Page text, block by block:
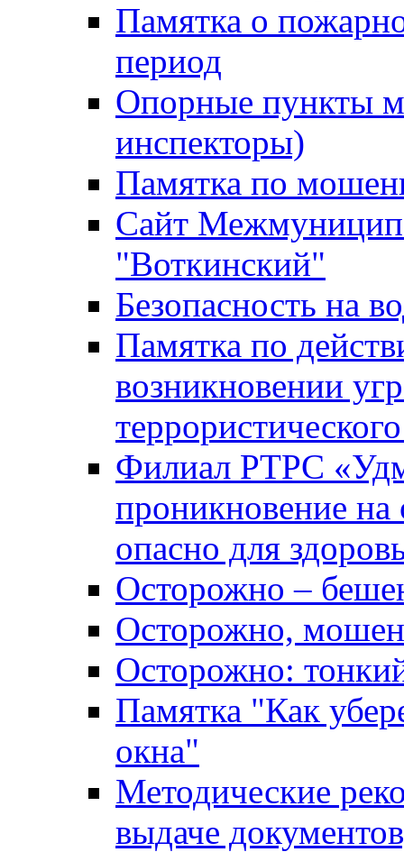
Памятка о
период
Опорные пункты
инспекторы)
Памятка по
Сайт
"Воткинский"
Безопасность на
Памятка по
возникновении
Филиал РТРС
проникновение на
опасно для
Осторожно –
Осторожно,
Осторожно:
Памятка "Как
окна"
Методические
выдаче